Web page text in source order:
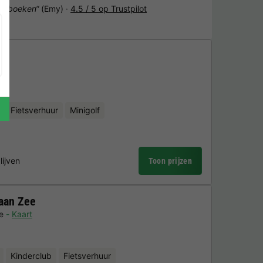
Fietsverhuur Minigolf
Toon prijzen
Zee
Kaart
Kinderclub Fietsverhuur
boeken“(Emy) · 4.5 / 5 op Trustpilot